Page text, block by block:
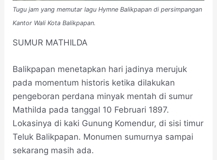
Tugu jam yang memutar lagu Hymne Balikpapan di persimpangan
Kantor Wali Kota Balikpapan.
SUMUR MATHILDA
Balikpapan menetapkan hari jadinya merujuk
pada momentum historis ketika dilakukan
pengeboran perdana minyak mentah di sumur
Mathilda pada tanggal 10 Februari 1897.
Lokasinya di kaki Gunung Komendur, di sisi timur
Teluk Balikpapan. Monumen sumurnya sampai
sekarang masih ada.